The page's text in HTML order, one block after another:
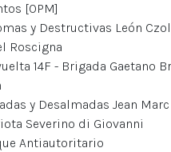
[OPM]
y Destructivas León
Roscigna
14F - Brigada Gaetano
y Desalmadas Jean
Severino di Giovanni
Antiautoritario